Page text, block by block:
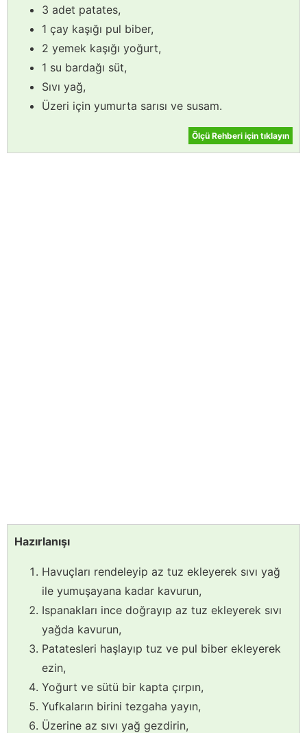
3 adet patates,
1 çay kaşığı pul biber,
2 yemek kaşığı yoğurt,
1 su bardağı süt,
Sıvı yağ,
Üzeri için yumurta sarısı ve susam.
Ölçü Rehberi için tıklayın
Hazırlanışı
Havuçları rendeleyip az tuz ekleyerek sıvı yağ
ile yumuşayana kadar kavurun,
Ispanakları ince doğrayıp az tuz ekleyerek sıvı
yağda kavurun,
Patatesleri haşlayıp tuz ve pul biber ekleyerek
ezin,
Yoğurt ve sütü bir kapta çırpın,
Yufkaların birini tezgaha yayın,
Üzerine az sıvı yağ gezdirin,